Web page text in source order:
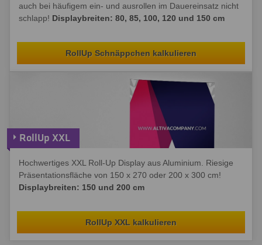
auch bei häufigem ein- und ausrollen im Dauereinsatz nicht
schlapp! Displaybreiten: 80, 85, 100, 120 und 150 cm
RollUp Schnäppchen kalkulieren
RollUp XXL
Hochwertiges XXL Roll-Up Display aus Aluminium. Riesige
Präsentationsfläche von 150 x 270 oder 200 x 300 cm!
Displaybreiten: 150 und 200 cm
RollUp XXL kalkulieren